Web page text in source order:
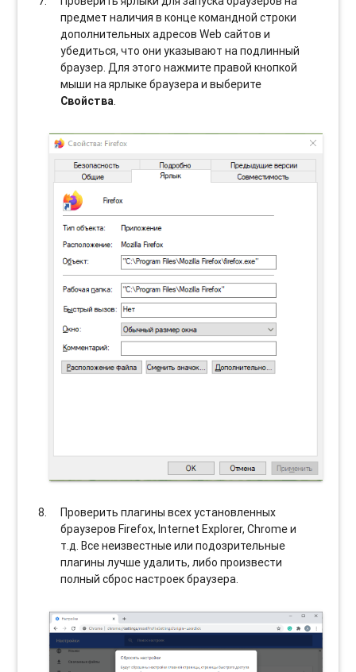
предмет наличия в конце командной строки
дополнительных адресов Web сайтов и
убедиться, что они указывают на подлинный
браузер. Для этого нажмите правой кнопкой
мыши на ярлыке браузера и выберите
Свойства.
Проверить плагины всех установленных
браузеров Firefox, Internet Explorer, Chrome и
т.д. Все неизвестные или подозрительные
плагины лучше удалить, либо произвести
полный сброс настроек браузера.